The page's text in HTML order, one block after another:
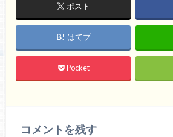
ポスト
はてブ
Pocket
コメントを残す